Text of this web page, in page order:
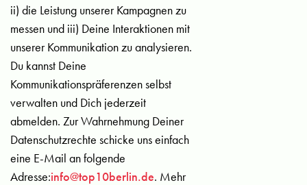
ii) die Leistung unserer Kampagnen zu
messen und iii) Deine Interaktionen mit
unserer Kommunikation zu analysieren.
Du kannst Deine
Kommunikationspräferenzen selbst
verwalten und Dich jederzeit
abmelden. Zur Wahrnehmung Deiner
Datenschutzrechte schicke uns einfach
eine E-Mail an folgende
Adresse:info@top10berlin.de. Mehr